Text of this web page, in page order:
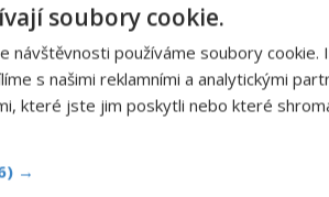
Dušín posedlý
posedlý sžíravou
mu dokonce
natolik odlišný, že
přes hubu.
soubory cookie.
návštěvnosti používáme soubory cookie.
s našimi reklamními a analytickými
které jste jim poskytli nebo které
→